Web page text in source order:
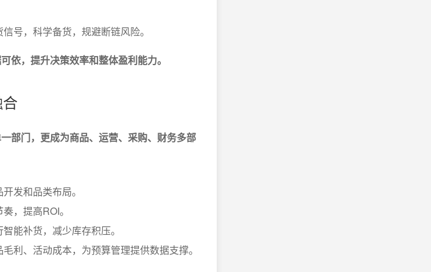
号，科学备货，规避断链风险。
依，提升决策效率和整体盈利能力。
部门，更成为商品、运营、采购、财务多部
发和品类布局。
，提高ROI。
能补货，减少库存积压。
利、活动成本，为预算管理提供数据支撑。